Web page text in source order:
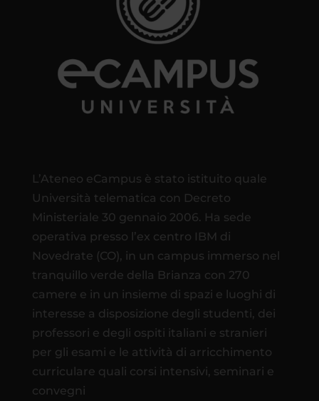
L’Ateneo eCampus è stato istituito quale
Università telematica con Decreto
Ministeriale 30 gennaio 2006. Ha sede
operativa presso l’ex centro IBM di
Novedrate (CO), in un campus immerso nel
tranquillo verde della Brianza con 270
camere e in un insieme di spazi e luoghi di
interesse a disposizione degli studenti, dei
professori e degli ospiti italiani e stranieri
per gli esami e le attività di arricchimento
curriculare quali corsi intensivi, seminari e
convegni